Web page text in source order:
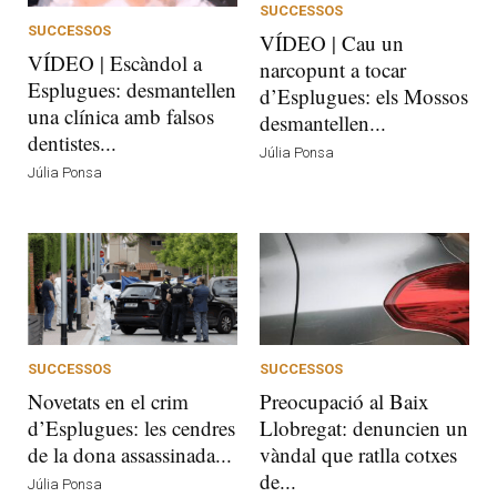
SUCCESSOS
VÍDEO | Escàndol a
Esplugues: desmantellen
una clínica amb falsos
dentistes...
Júlia Ponsa
SUCCESSOS
VÍDEO | Cau un
narcopunt a tocar
d’Esplugues: els Mossos
desmantellen...
Júlia Ponsa
SUCCESSOS
Novetats en el crim
d’Esplugues: les cendres
de la dona assassinada...
Júlia Ponsa
SUCCESSOS
Preocupació al Baix
Llobregat: denuncien un
vàndal que ratlla cotxes
de...